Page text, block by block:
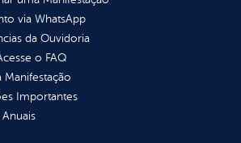
via WhatsApp
da Ouvidoria
o FAQ
Manifestação
Importantes